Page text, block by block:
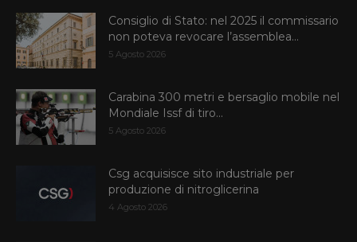
Consiglio di Stato: nel 2025 il commissario
non poteva revocare l’assemblea...
5 Agosto 2026
Carabina 300 metri e bersaglio mobile nel
Mondiale Issf di tiro...
5 Agosto 2026
Csg acquisisce sito industriale per
produzione di nitroglicerina
4 Agosto 2026